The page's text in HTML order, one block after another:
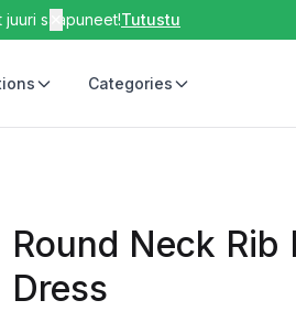
juuri saapuneet!Tutustu
Categories
Round Neck
Dress